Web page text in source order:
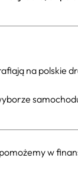
na polskie
w